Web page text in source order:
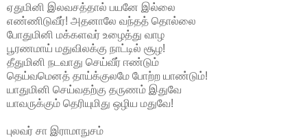
ஏதுமினி இலவசத்தால் பயனே இல்லை
எண்ணிடுவீர்! அதனாலே வந்தத் தொல்லை
போதுமினி மக்களவர் உழைத்து வாழ
பூரணமாய் மதுவிலக்கு நாட்டில் சூழ!
தீதுமினி நடவாது செய்வீர் ஈண்டும்
தெய்வமெனத் தாய்க்குலமே போற்ற யாண்டும்!
யாதுமினி செய்வதற்கு தருணம் இதுவே
யாவருக்கும் தெரியுமிது ஒழிய மதுவே!
புலவர் சா இராமாநுசம்